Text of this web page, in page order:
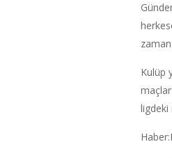
Kulüp
ligdeki